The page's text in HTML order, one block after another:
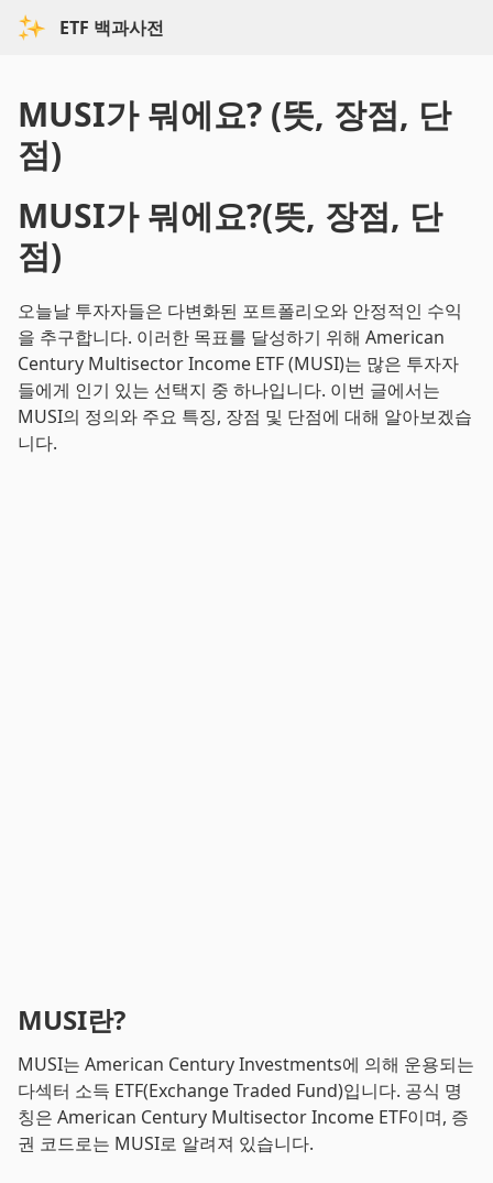
ETF 백과사전
MUSI가 뭐에요? (뜻, 장점, 단
점)
MUSI가 뭐에요?(뜻, 장점, 단
점)
오늘날 투자자들은 다변화된 포트폴리오와 안정적인 수익
을 추구합니다. 이러한 목표를 달성하기 위해 American
Century Multisector Income ETF (MUSI)는 많은 투자자
들에게 인기 있는 선택지 중 하나입니다. 이번 글에서는
MUSI의 정의와 주요 특징, 장점 및 단점에 대해 알아보겠습
니다.
MUSI란?
MUSI는 American Century Investments에 의해 운용되는
다섹터 소득 ETF(Exchange Traded Fund)입니다. 공식 명
칭은 American Century Multisector Income ETF이며, 증
권 코드로는 MUSI로 알려져 있습니다.